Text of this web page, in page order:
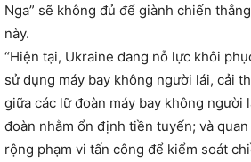
Nga” sẽ không đủ để giành chiến
này.
“Hiện tại, Ukraine đang nỗ lực khôi
sử dụng máy bay không người lái, cải
giữa các lữ đoàn máy bay không người
đoàn nhằm ổn định tiền tuyến; và
rộng phạm vi tấn công để kiểm soát